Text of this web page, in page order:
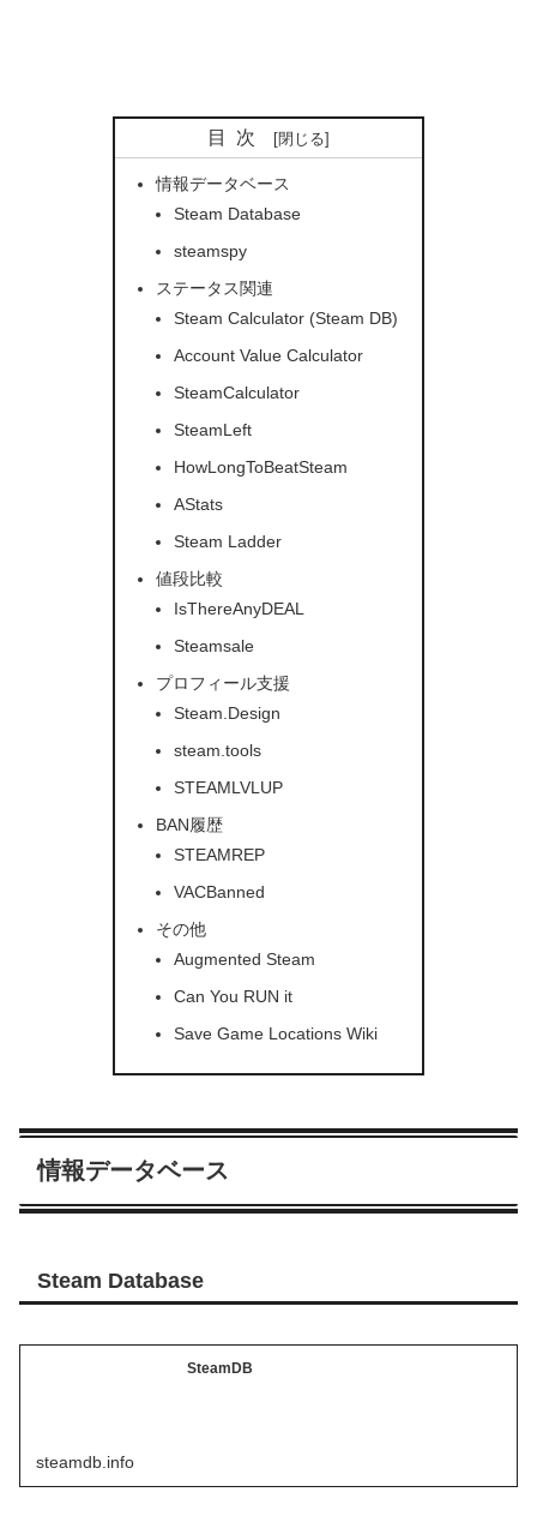
目次
情報データベース
Steam Database
steamspy
ステータス関連
Steam Calculator (Steam DB)
Account Value Calculator
SteamCalculator
SteamLeft
HowLongToBeatSteam
AStats
Steam Ladder
値段比較
IsThereAnyDEAL
Steamsale
プロフィール支援
Steam.Design
steam.tools
STEAMLVLUP
BAN履歴
STEAMREP
VACBanned
その他
Augmented Steam
Can You RUN it
Save Game Locations Wiki
情報データベース
Steam Database
SteamDB
steamdb.info